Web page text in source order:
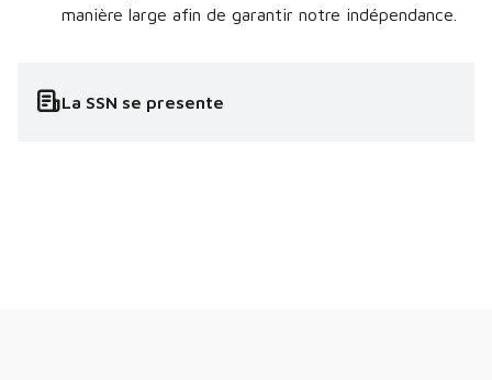
manière large afin de garantir notre indépendance.
La SSN se presente